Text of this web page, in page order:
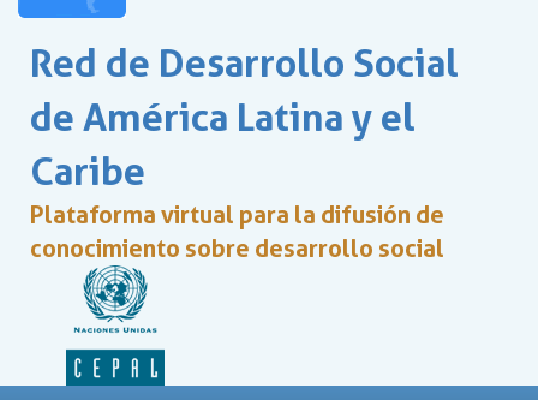
Red de Desarrollo Social
de América Latina y el
Caribe
Plataforma virtual para la difusión de
conocimiento sobre desarrollo social